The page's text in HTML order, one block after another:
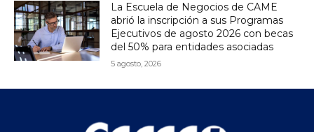
La Escuela de Negocios de CAME
abrió la inscripción a sus Programas
Ejecutivos de agosto 2026 con becas
del 50% para entidades asociadas
5 agosto, 2026